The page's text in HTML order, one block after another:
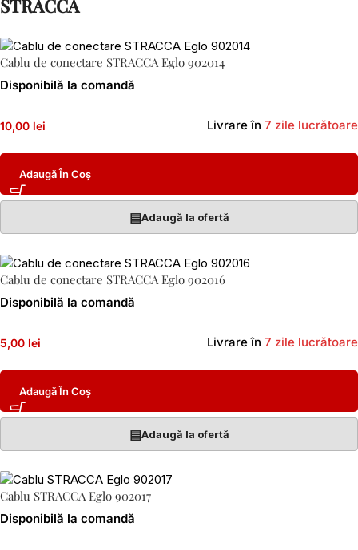
STRACCA
Cablu de conectare STRACCA Eglo 902014
Disponibilă la comandă
10,00 lei Livrare în 7 zile lucrătoare
Adaugă În Coș
▤Adaugă la ofertă
Cablu de conectare STRACCA Eglo 902016
Disponibilă la comandă
5,00 lei Livrare în 7 zile lucrătoare
Adaugă În Coș
▤Adaugă la ofertă
Cablu STRACCA Eglo 902017
Disponibilă la comandă